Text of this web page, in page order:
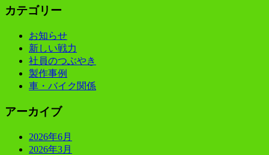
カテゴリー
お知らせ
新しい戦力
社員のつぶやき
製作事例
車・バイク関係
アーカイブ
2026年6月
2026年3月